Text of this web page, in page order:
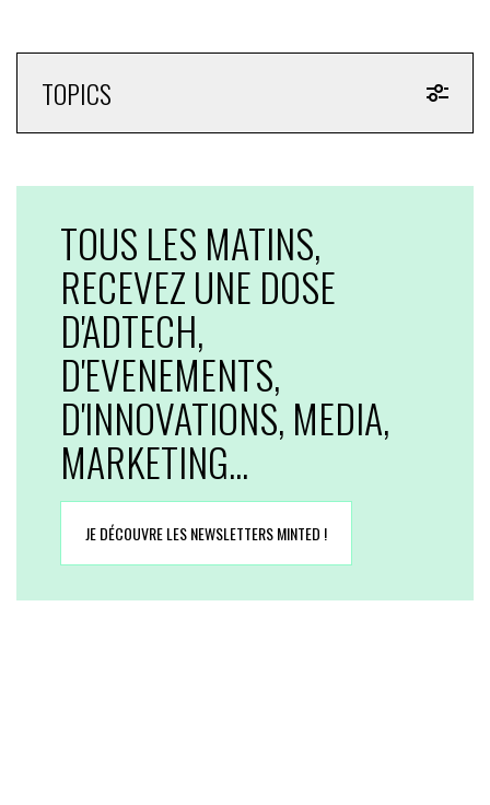
TOPICS
TOUS LES MATINS,
RECEVEZ UNE DOSE
D'ADTECH,
D'EVENEMENTS,
D'INNOVATIONS, MEDIA,
MARKETING...
JE DÉCOUVRE LES NEWSLETTERS MINTED !